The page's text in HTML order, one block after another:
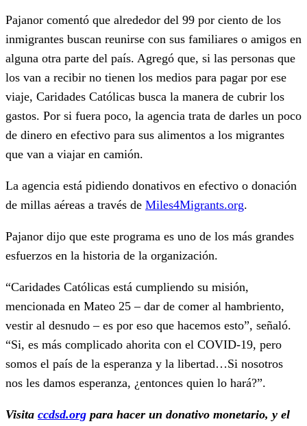
Pajanor comentó que alrededor del 99 por ciento de los
inmigrantes buscan reunirse con sus familiares o amigos en
alguna otra parte del país. Agregó que, si las personas que
los van a recibir no tienen los medios para pagar por ese
viaje, Caridades Católicas busca la manera de cubrir los
gastos. Por si fuera poco, la agencia trata de darles un poco
de dinero en efectivo para sus alimentos a los migrantes
que van a viajar en camión.
La agencia está pidiendo donativos en efectivo o donación
de millas aéreas a través de Miles4Migrants.org.
Pajanor dijo que este programa es uno de los más grandes
esfuerzos en la historia de la organización.
“Caridades Católicas está cumpliendo su misión,
mencionada en Mateo 25 – dar de comer al hambriento,
vestir al desnudo – es por eso que hacemos esto”, señaló.
“Si, es más complicado ahorita con el COVID-19, pero
somos el país de la esperanza y la libertad…Si nosotros
nos les damos esperanza, ¿entonces quien lo hará?”.
Visita ccdsd.org para hacer un donativo monetario, y el